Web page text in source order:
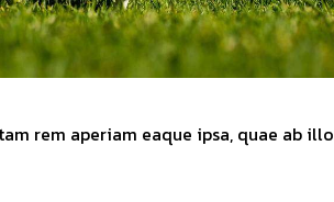
rem aperiam eaque ipsa, quae ab illo